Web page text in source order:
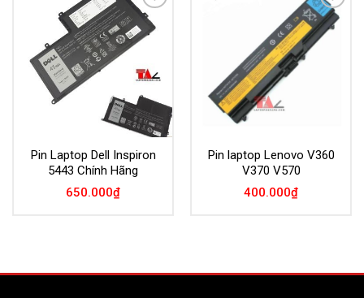
Add to
Wishlist
Pin Laptop Dell Inspiron
5443 Chính Hãng
650.000₫
Add to
Wishlist
Pin laptop Lenovo V360
V370 V570
400.000₫